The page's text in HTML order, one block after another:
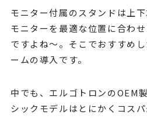
モニター付属のスタンドは上
モニターを最適な位置に合わ
ですよね〜。そこでおすすめ
ームの導入です。
中でも、エルゴトロンのOEM
シックモデルはとにかくコス